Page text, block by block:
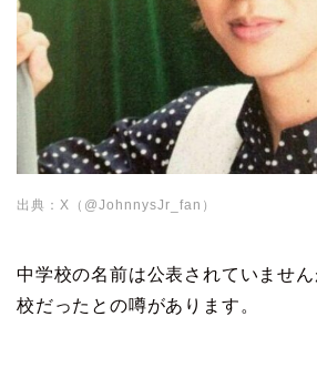
出典：X（@JohnnysJr_fan）
中学校の名前は公表されていませ
校だったとの噂があります。